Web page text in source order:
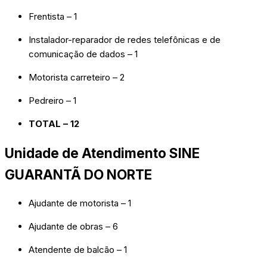
Frentista – 1
Instalador-reparador de redes telefônicas e de
comunicação de dados – 1
Motorista carreteiro – 2
Pedreiro – 1
TOTAL – 12
Unidade de Atendimento SINE
GUARANTÃ DO NORTE
Ajudante de motorista – 1
Ajudante de obras – 6
Atendente de balcão – 1